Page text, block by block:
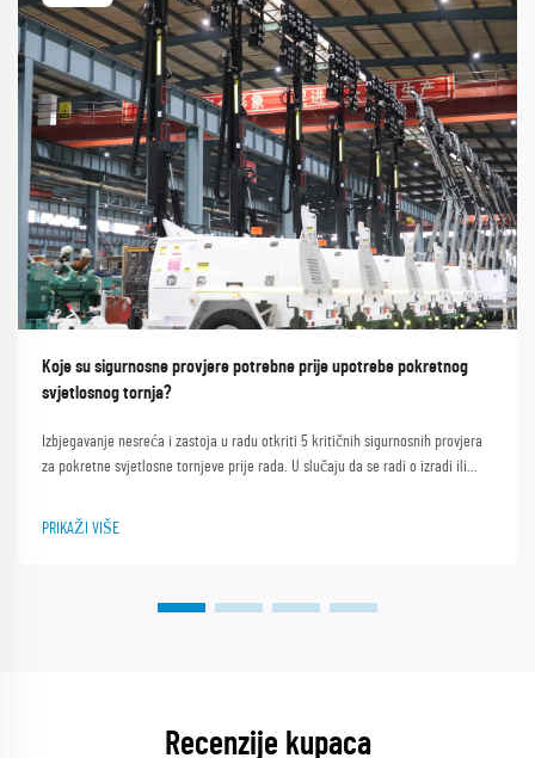
Koje su sigurnosne provjere potrebne prije upotrebe pokretnog
svjetlosnog tornja?
Izbjegavanje nesreća i zastoja u radu otkriti 5 kritičnih sigurnosnih provjera
za pokretne svjetlosne tornjeve prije rada. U slučaju da se radi o izradi ili
vozila. Preuzmite popis sada.
PRIKAŽI VIŠE
Recenzije kupaca